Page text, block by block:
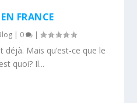
FRANCE
0 |
Mais qu’est-ce que le
quoi? Il...